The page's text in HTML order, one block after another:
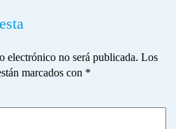
electrónico no será publicada. Los
marcados con *